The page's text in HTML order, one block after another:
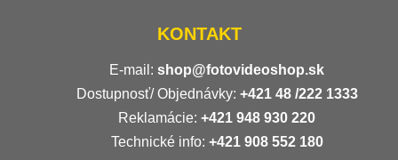
KONTAKT
E-mail: shop@fotovideoshop.sk
Dostupnosť/ Objednávky: +421 48 /222 1333
Reklamácie: +421 948 930 220
Technické info: +421 908 552 180